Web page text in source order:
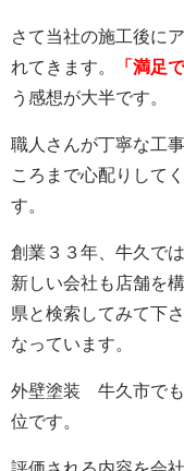
さて当社の施工後に
れてきます。
「満足
う感想が大半です。
職人さんが丁寧な工
ころまで心配りして
す。
創業３３年、牛久で
新しい会社も店舗を
県と検索してみて下
なっています。
外壁塗装 牛久市で
位です。